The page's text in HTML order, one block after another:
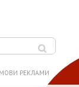
РЕКЛАМИ